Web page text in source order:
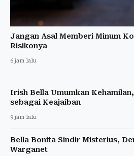
Jangan Asal Memberi Minum
Risikonya
6 jam lalu
Irish Bella Umumkan
sebagai Keajaiban
9 jam lalu
Bella Bonita Sindir Misterius,
Warganet